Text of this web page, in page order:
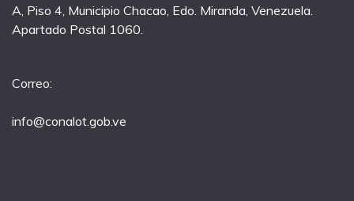
A, Piso 4, Municipio Chacao, Edo. Miranda, Venezuela.
Apartado Postal 1060.
Correo:
info@conalot.gob.ve